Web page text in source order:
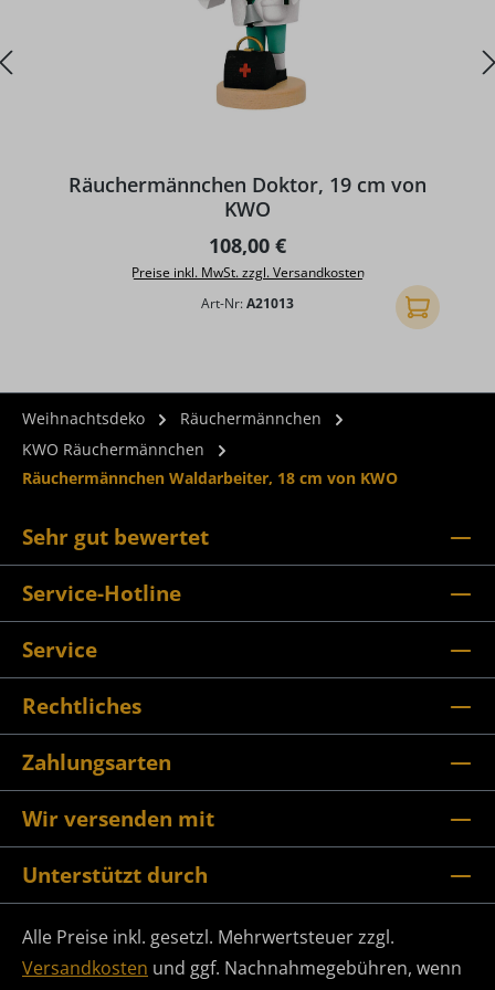
Räuchermännchen Doktor, 19 cm von
KWO
Regulärer Preis:
108,00 €
Preise inkl. MwSt. zzgl. Versandkosten
Art-Nr:A21013 In den
Weihnachtsdeko
Räuchermännchen
KWO Räuchermännchen
Räuchermännchen Waldarbeiter, 18 cm von KWO
Sehr gut bewertet
Service-Hotline
Service
Rechtliches
Zahlungsarten
Wir versenden mit
Unterstützt durch
Alle Preise inkl. gesetzl. Mehrwertsteuer zzgl.
Versandkosten und ggf. Nachnahmegebühren, wenn